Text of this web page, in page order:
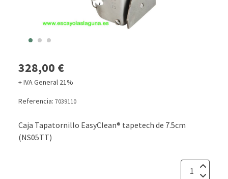
328,00 €
+ IVA General 21%
Referencia: 7039110
Caja Tapatornillo EasyClean® tapetech de 7.5cm
(NS05TT)